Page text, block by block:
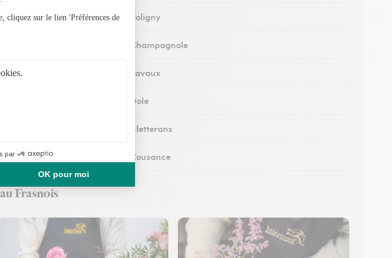
Fleuristes à Poligny
Fleuristes à Champagnole
Fleuristes à Tavaux
Fleuristes à Dole
Fleuristes à Bletterans
Fleuristes à Cousance
Fleuristes à Orgelet
Frasnois